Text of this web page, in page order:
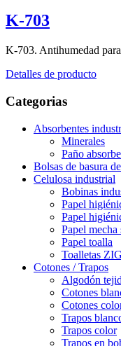
K-703
K-703. Antihumedad
Detalles de producto
Categorias
Absorbentes
Minerales
Paño
Bolsas de basura
Celulosa industrial
Bobinas
Papel
Papel
Papel mecha
Papel toalla
Toalletas
Cotones / Trapos
Algodón
Cotones
Cotones
Trapos
Trapos color
Trapos en